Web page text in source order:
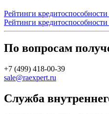
Рейтинги
Рейтинги
По вопросам
+7 (499) 418-00-39
sale@raexpert.ru
Служба